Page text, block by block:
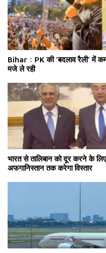
Bihar : PK की 'बदलाव रैली' में
मजे ले रही
भारत से तालिबान को दूर करने के लिए चीन का नया गेम प्लान, CPEC का
अफगानिस्तान तक करेगा विस्तार